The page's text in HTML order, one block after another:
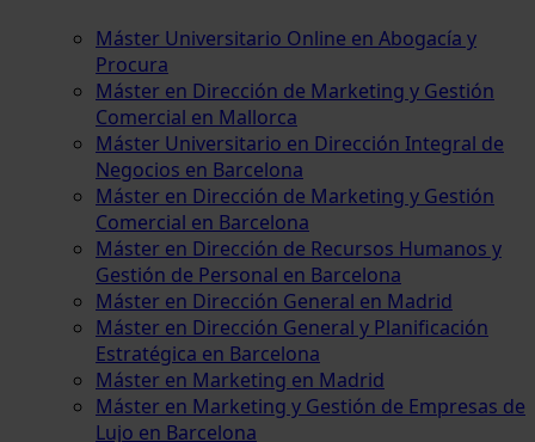
Máster Universitario Online en Abogacía y
Procura
Máster en Dirección de Marketing y Gestión
Comercial en Mallorca
Máster Universitario en Dirección Integral de
Negocios en Barcelona
Máster en Dirección de Marketing y Gestión
Comercial en Barcelona
Máster en Dirección de Recursos Humanos y
Gestión de Personal en Barcelona
Máster en Dirección General en Madrid
Máster en Dirección General y Planificación
Estratégica en Barcelona
Máster en Marketing en Madrid
Máster en Marketing y Gestión de Empresas de
Lujo en Barcelona